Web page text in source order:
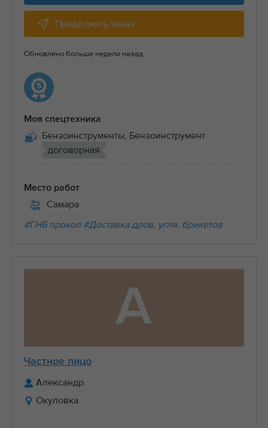
Предложить заказ
Обновлено больше недели назад
Моя спецтехника
Бензоинструменты, Бензоинструмент
договорная
Место работ
Самара
#ГНБ прокол #Доставка дров, угля, брикетов
А
Частное лицо
Александр
Окуловка